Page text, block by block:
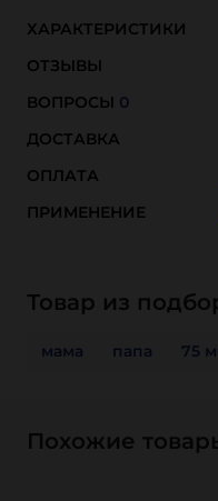
ХАРАКТЕРИСТИКИ
ОТЗЫВЫ
ВОПРОСЫ 0
ДОСТАВКА
ОПЛАТА
ПРИМЕНЕНИЕ
Товар из
мама папа 75
Похожие